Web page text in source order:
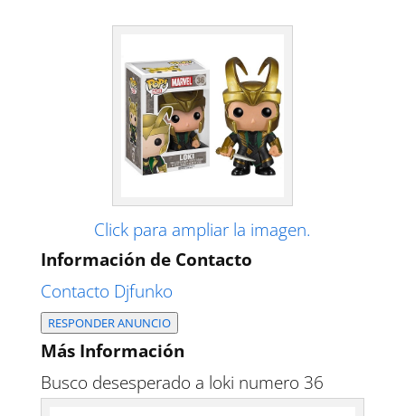
Click para ampliar la imagen.
Información de Contacto
Contacto Djfunko
RESPONDER ANUNCIO
Más Información
Busco desesperado a loki numero 36